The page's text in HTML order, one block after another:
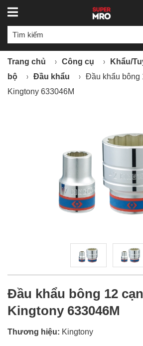
Trang chủ Công cụ Khẩu/
bộ
Đầu khẩu
Đầu khẩu bông
Kingtony 633046M
Đầu khẩu bông 12
Kingtony 633046M
Thương hiệu: Kingtony